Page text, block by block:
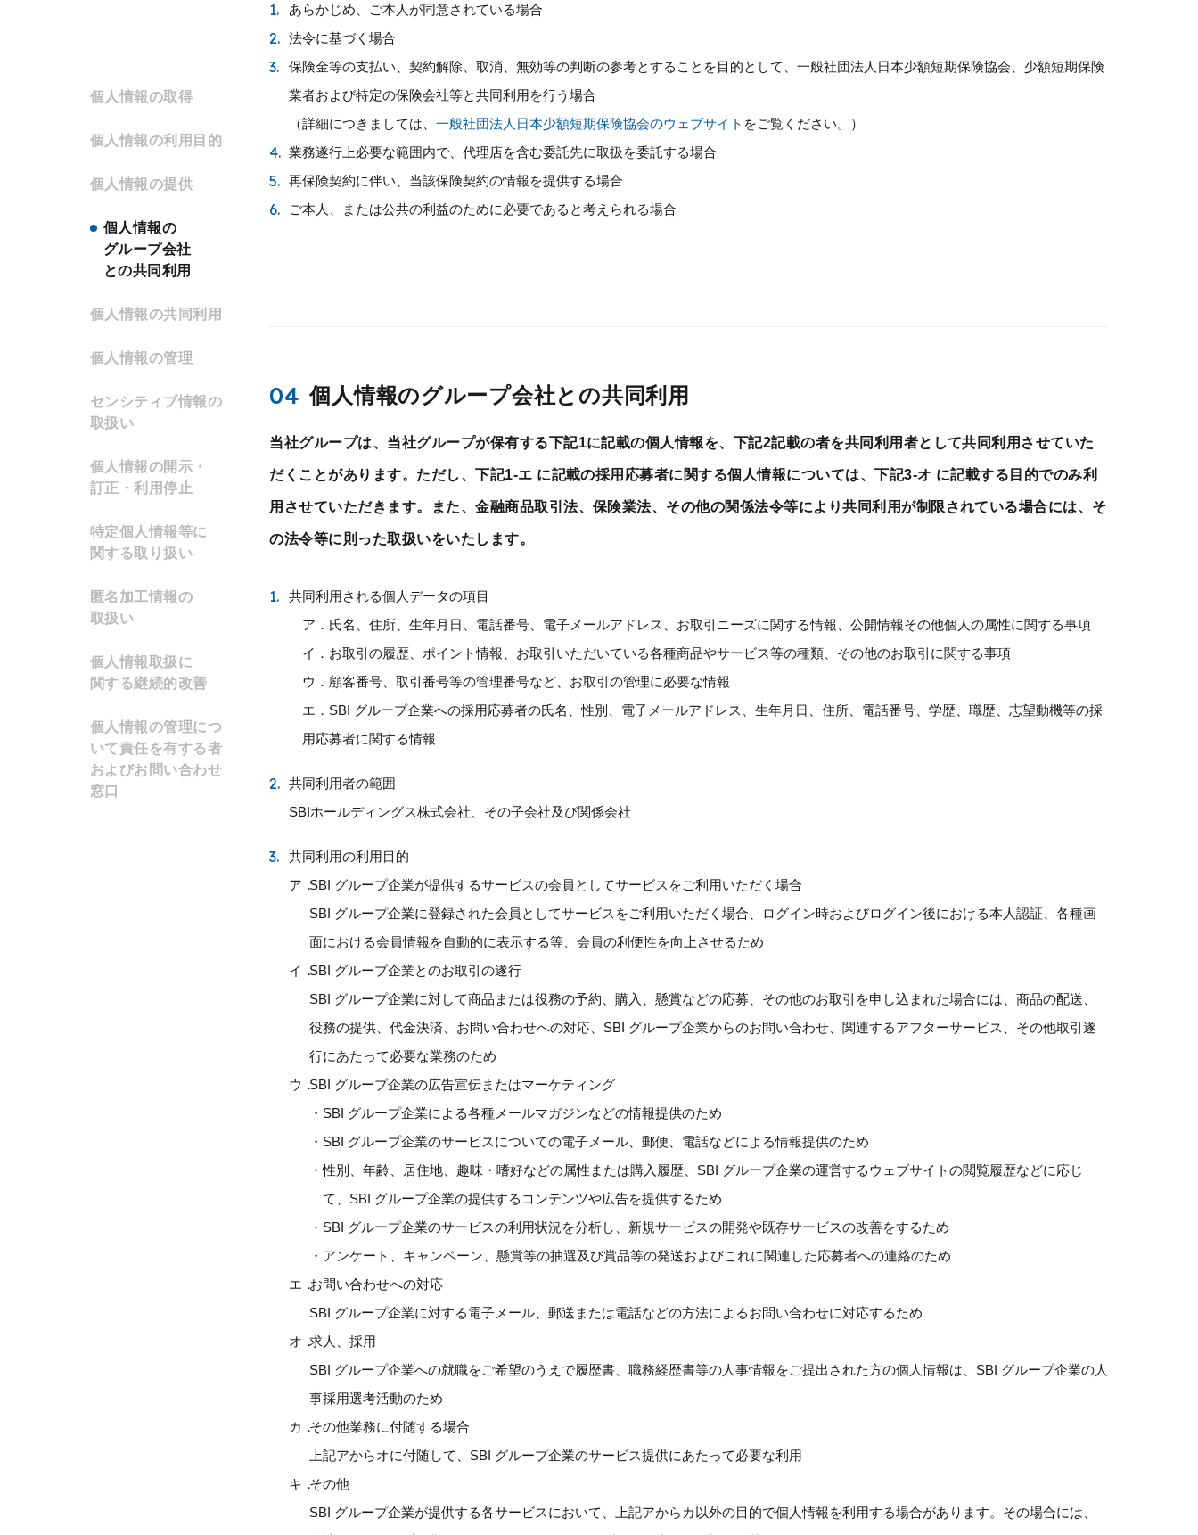
個人情報の取得
個人情報の利用目的
個人情報の提供
個人情報の
グループ会社
との共同利用
個人情報の共同利用
個人情報の管理
センシティブ情報の
取扱い
個人情報の開示・
訂正・利用停止
特定個人情報等に
関する取り扱い
匿名加工情報の
取扱い
個人情報取扱に
関する継続的改善
個人情報の管理につ
いて責任を有する者
およびお問い合わせ
窓口
1. あらかじめ、ご本人が同意されている場合
2. 法令に基づく場合
3.
保険金等の支払い、契約解除、取消、無効等の判断の参考とすることを目的として、一般社団法人日本少額短期保険協会、少額短期保険
業者および特定の保険会社等と共同利用を行う場合
（詳細につきましては、一般社団法人日本少額短期保険協会のウェブサイト をご覧ください。）
4. 業務遂行上必要な範囲内で、代理店を含む委託先に取扱を委託する場合
5. 再保険契約に伴い、当該保険契約の情報を提供する場合
6. ご本人、または公共の利益のために必要であると考えられる場合
04 個人情報のグループ会社との共同利用
当社グループは、当社グループが保有する下記1に記載の個人情報を、下記2記載の者を共同利用者として共同利用させていた
だくことがあります。ただし、下記1-エ に記載の採用応募者に関する個人情報については、下記3-オ に記載する目的でのみ利
用させていただきます。また、金融商品取引法、保険業法、その他の関係法令等により共同利用が制限されている場合には、そ
の法令等に則った取扱いをいたします。
1.
共同利用される個人データの項目
ア． 氏名、住所、生年月日、電話番号、電子メールアドレス、お取引ニーズに関する情報、公開情報その他個人の属性に関する事項
イ． お取引の履歴、ポイント情報、お取引いただいている各種商品やサービス等の種類、その他のお取引に関する事項
ウ． 顧客番号、取引番号等の管理番号など、お取引の管理に必要な情報
エ． SBI グループ企業への採用応募者の氏名、性別、電子メールアドレス、生年月日、住所、電話番号、学歴、職歴、志望動機等の採
用応募者に関する情報
2.
共同利用者の範囲
SBIホールディングス株式会社、その子会社及び関係会社
3.
共同利用の利用目的
ア．SBI グループ企業が提供するサービスの会員としてサービスをご利用いただく場合
SBI グループ企業に登録された会員としてサービスをご利用いただく場合、ログイン時およびログイン後における本人認証、各種画
面における会員情報を自動的に表示する等、会員の利便性を向上させるため
イ．SBI グループ企業とのお取引の遂行
SBI グループ企業に対して商品または役務の予約、購入、懸賞などの応募、その他のお取引を申し込まれた場合には、商品の配送、
役務の提供、代金決済、お問い合わせへの対応、SBI グループ企業からのお問い合わせ、関連するアフターサービス、その他取引遂
行にあたって必要な業務のため
ウ．SBI グループ企業の広告宣伝またはマーケティング
SBI グループ企業による各種メールマガジンなどの情報提供のため
SBI グループ企業のサービスについての電子メール、郵便、電話などによる情報提供のため
性別、年齢、居住地、趣味・嗜好などの属性または購入履歴、SBI グループ企業の運営するウェブサイトの閲覧履歴などに応じ
て、SBI グループ企業の提供するコンテンツや広告を提供するため
SBI グループ企業のサービスの利用状況を分析し、新規サービスの開発や既存サービスの改善をするため
アンケート、キャンペーン、懸賞等の抽選及び賞品等の発送およびこれに関連した応募者への連絡のため
エ．お問い合わせへの対応
SBI グループ企業に対する電子メール、郵送または電話などの方法によるお問い合わせに対応するため
オ．求人、採用
SBI グループ企業への就職をご希望のうえで履歴書、職務経歴書等の人事情報をご提出された方の個人情報は、SBI グループ企業の人
事採用選考活動のため
カ．その他業務に付随する場合
上記アからオに付随して、SBI グループ企業のサービス提供にあたって必要な利用
キ．その他
SBI グループ企業が提供する各サービスにおいて、上記アからカ以外の目的で個人情報を利用する場合があります。その場合には、